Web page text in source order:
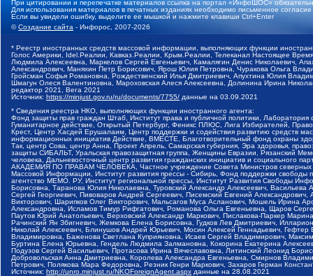
При цитировании и перепечатке материалов ссылка на портал «ИнфоШОС»
Для использования материалов в печатных изданиях необходимо письменное
Если вы увидели ошибку, выделите ее мышкой и нажмите клавиши Ctrl+Enter
©Создание сайта - Инфорос, 2007-2026
* Реестр иностранных средств массовой информации, выполняющих функции
Голос Америки, Idel.Реалии, Кавказ.Реалии, Крым.Реалии, Телеканал Настоящее
Людмила Алексеевна, Маркелов Сергей Евгеньевич, Камалягин Денис Николаевич,
Александрович, Маняхин Петр Борисович, Ярош Юлия Петровна, Чуракова Ольга
Гройсман Софья Романовна, Рождественский Илья Дмитриевич, Апухтина Юлия
Шмагун Олеся Валентиновна, Мароховская Алеся Алексеевна, Долинина Ирина
редактор 2021, Вега 2021
Источник: https://minjust.gov.ru/ru/documents/7755/ данные на 03.09.2021
* Сведения реестра НКО, выполняющих функции иностранного агента:
Фонд защиты прав граждан Штаб, Институт права и публичной политики,
Гуманитарное действие, Открытый Петербург, Феникс ПЛЮС, Лига Избирателей,
Крест, Центр Хасдей Ерушалаим, Центр поддержки и содействия развитию средств
информационных инициатив Действие, ВМЕСТЕ, Благотворительный фонд охраны
Так, центр Сова, центр Анна, Проект Апрель, Самарская губерния, Эра здоровья,
защиты СИБАЛЬТ, Уральская правозащитная группа, Женщины Евразии, Рязанский
человека, Дальневосточный центр развития гражданских инициатив и социального
АКАДЕМИЯ ПО ПРАВАМ ЧЕЛОВЕКА, Частное учреждение Совета Министров северных
Массовой Информации, Институт развития прессы - Сибирь, Фонд поддержки
агентство МЕМО. РУ, Институт региональной прессы, Институт Развития Свободы
Борисовна, Таранова Юлия Николаевна, Туровский Александр Алексеевич,
Сергей Георгиевич, Пивоваров Андрей Сергеевич, Писемский Евгений
Викторович, Шарипков Олег Викторович, Мальсагов Муса Асланович, Мошель Ирина
Александровна, Исламов Тимур Рифгатович, Романова Ольга Евгеньевна, Щаров
Паутов Юрий Анатольевич, Верховский Александр Маркович, Пислакова-Паркер
Рачинский Ян Збигневич, Жемкова Елена Борисовна, Гудков Лев Дмитриевич,
Николай Алексеевич, Блинушов Андрей Юрьевич, Мосин Алексей Геннадьевич,
Владимировна, Баженова Светлана Куприяновна, Исаев Сергей Владимирович,
Буртина Елена Юрьевна, Гендель Людмила Залмановна, Кокорина Екатерина
Подузов Сергей Васильевич, Протасова Ирина Вячеславовна, Литинский Леонид
Добровольская Анна Дмитриевна, Королева Александра Евгеньевна, Смирнов
Петрович, Полякова Мара Федоровна, Резник Генри Маркович, Захаров Герман
Источник: http://unro.minjust.ru/NKOForeignAgent.aspx данные на 28.08.2021